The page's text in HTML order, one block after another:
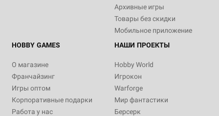
Архивные игры
Товары без скидки
Мобильное приложение
HOBBY GAMES
О магазине
Франчайзинг
Игры оптом
Корпоративные подарки
Работа у нас
НАШИ ПРОЕКТЫ
Hobby World
Игрокон
Warforge
Мир фантастики
Берсерк